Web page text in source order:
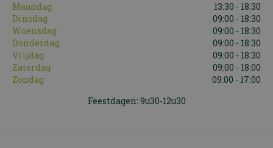
Maandag
13:30 - 18:30
Dinsdag
09:00 - 18:30
Woensdag
09:00 - 18:30
Donderdag
09:00 - 18:30
Vrijdag
09:00 - 18:30
Zaterdag
09:00 - 18:00
Zondag
09:00 - 17:00
Feestdagen: 9u30-12u30